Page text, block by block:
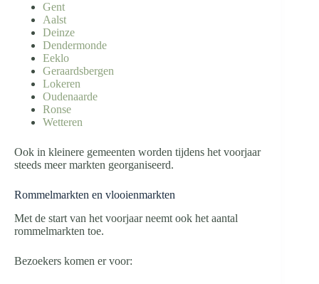
Gent
Aalst
Deinze
Dendermonde
Eeklo
Geraardsbergen
Lokeren
Oudenaarde
Ronse
Wetteren
Ook in kleinere gemeenten worden tijdens het voorjaar
steeds meer markten georganiseerd.
Rommelmarkten en vlooienmarkten
Met de start van het voorjaar neemt ook het aantal
rommelmarkten toe.
Bezoekers komen er voor: